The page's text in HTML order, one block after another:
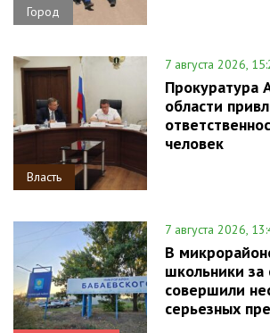
Город
Власть
7 августа 2026,
Прокуратура
области
человек
7 августа 2026,
В
школьники за
совершили
серьезных